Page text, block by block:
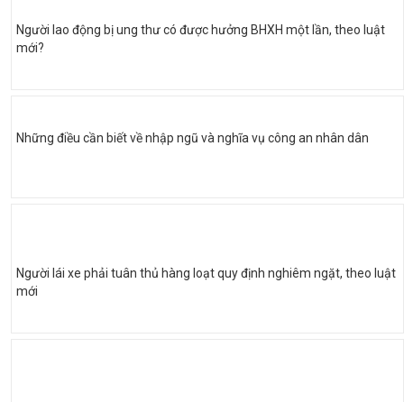
Người lao động bị ung thư có được hưởng BHXH một lần, theo luật
mới?
Những điều cần biết về nhập ngũ và nghĩa vụ công an nhân dân
Người lái xe phải tuân thủ hàng loạt quy định nghiêm ngặt, theo luật
mới